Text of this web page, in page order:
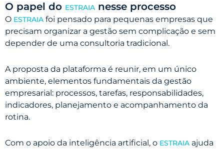
O papel do ESTRAIA nesse processo
O ESTRAIA foi pensado para pequenas empresas que
precisam organizar a gestão sem complicação e sem
depender de uma consultoria tradicional.
A proposta da plataforma é reunir, em um único
ambiente, elementos fundamentais da gestão
empresarial: processos, tarefas, responsabilidades,
indicadores, planejamento e acompanhamento da
rotina.
Com o apoio da inteligência artificial, o ESTRAIA ajuda